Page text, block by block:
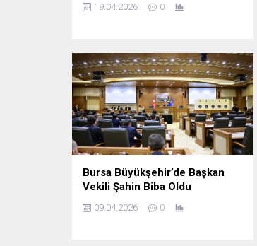
19.04.2026 0
Bursa Büyükşehir’de Başkan
Vekili Şahin Biba Oldu
09.04.2026 0